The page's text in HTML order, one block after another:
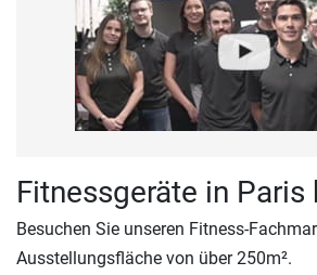
Fitnessgeräte in Paris
Besuchen Sie unseren Fitness-
Ausstellungsfläche von über 250m².